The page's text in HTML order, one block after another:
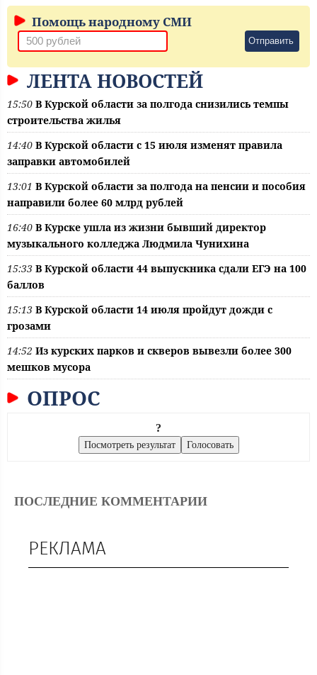
Помощь народному СМИ
Отправить
ЛЕНТА НОВОСТЕЙ
15:50 В Курской области за полгода снизились темпы
строительства жилья
14:40 В Курской области с 15 июля изменят правила
заправки автомобилей
13:01 В Курской области за полгода на пенсии и пособия
направили более 60 млрд рублей
16:40 В Курске ушла из жизни бывший директор
музыкального колледжа Людмила Чунихина
15:33 В Курской области 44 выпускника сдали ЕГЭ на 100
баллов
15:13 В Курской области 14 июля пройдут дожди с
грозами
14:52 Из курских парков и скверов вывезли более 300
мешков мусора
ОПРОС
?
ПОСЛЕДНИЕ КОММЕНТАРИИ
РЕКЛАМА